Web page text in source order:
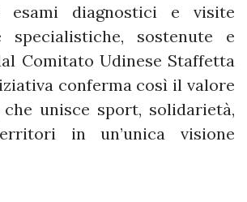
esami diagnostici e visite
specialistiche, sostenute e
Comitato Udinese Staffetta
conferma così il valore
unisce sport, solidarietà,
in un’unica visione